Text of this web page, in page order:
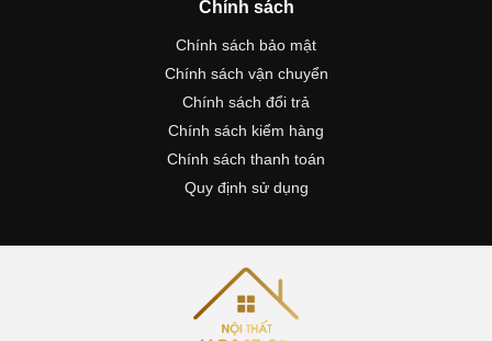
Chính sách
Chính sách bảo mật
Chính sách vận chuyển
Chính sách đổi trả
Chính sách kiểm hàng
Chính sách thanh toán
Quy định sử dụng